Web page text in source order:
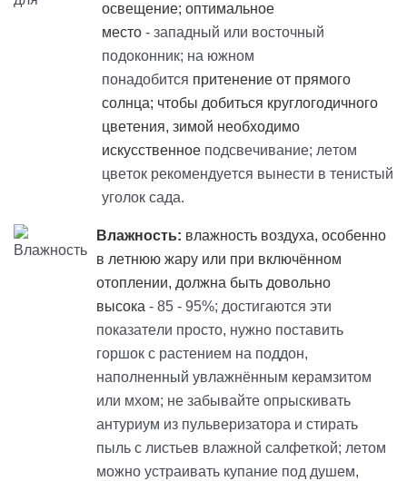
освещение; оптимальное
место - западный или восточный
подоконник; на южном
понадобится притенение от прямого
солнца; чтобы добиться круглогодичного
цветения, зимой необходимо
искусственное подсвечивание; летом
цветок рекомендуется вынести в тенистый
уголок сада.
Влажность: влажность воздуха, особенно
в летнюю жару или при включённом
отоплении, должна быть довольно
высока - 85 - 95%; достигаются эти
показатели просто, нужно поставить
горшок с растением на поддон,
наполненный увлажнённым керамзитом
или мхом; не забывайте опрыскивать
антуриум из пульверизатора и стирать
пыль с листьев влажной салфеткой; летом
можно устраивать купание под душем,